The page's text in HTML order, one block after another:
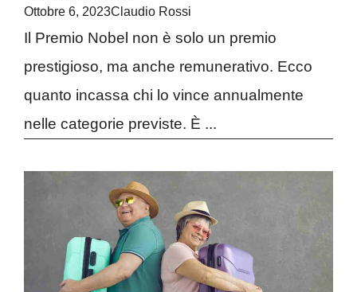
Ottobre 6, 2023Claudio Rossi
Il Premio Nobel non è solo un premio
prestigioso, ma anche remunerativo. Ecco
quanto incassa chi lo vince annualmente
nelle categorie previste. È ...